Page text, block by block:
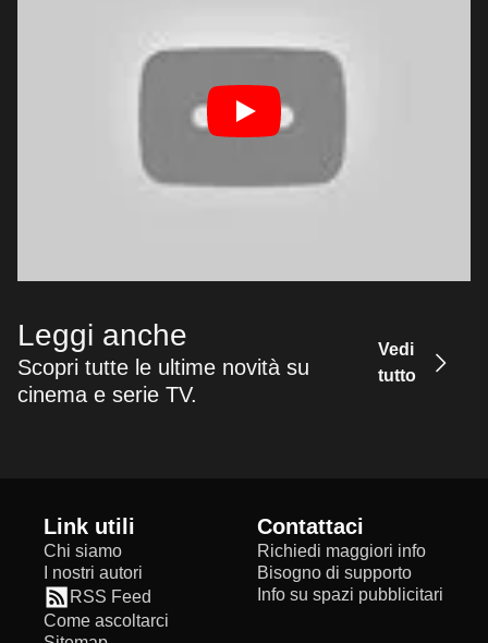
Leggi anche
Scopri tutte le ultime novità su
cinema e serie TV.
Vedi
tutto
Link utili
Chi siamo
I nostri autori
RSS Feed
Come ascoltarci
Contattaci
Richiedi maggiori info
Bisogno di supporto
Info su spazi pubblicitari